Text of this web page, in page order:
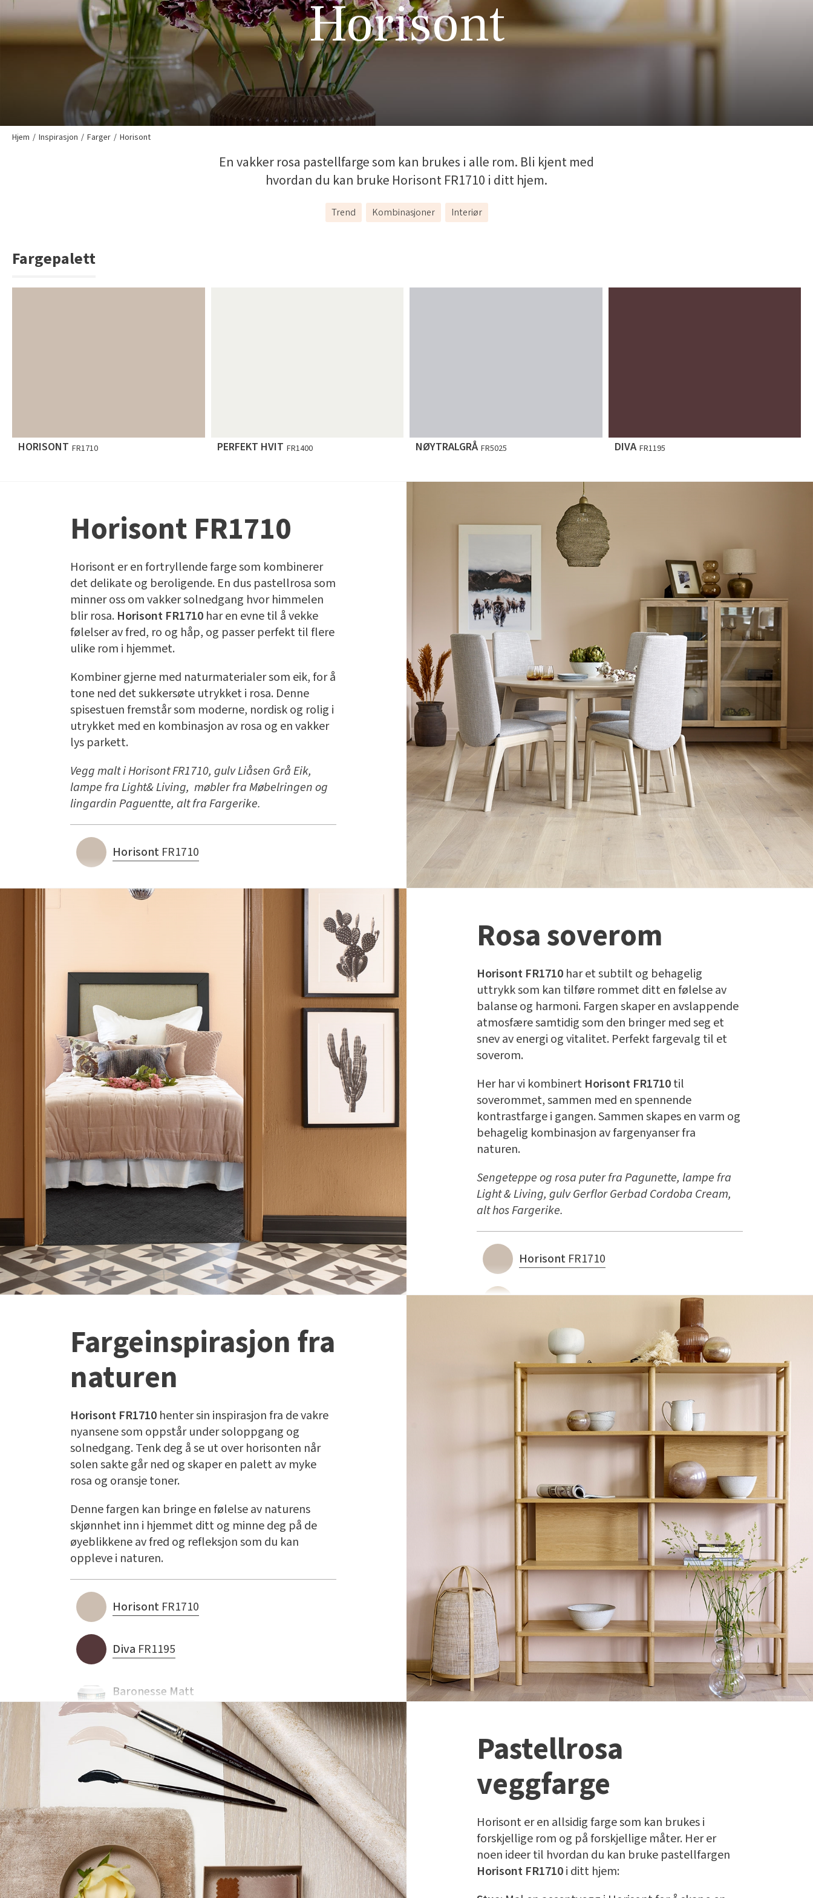
Horisont
Hjem Inspirasjon Farger Horisont
En vakker rosa pastellfarge som kan brukes i alle rom. Bli kjent med
hvordan du kan bruke Horisont FR1710 i ditt hjem.
Trend Kombinasjoner Interiør
Fargepalett
HORISONT FR1710 PERFEKT HVIT FR1400 NØYTRALGRÅ FR5025 DIVA FR1195
Horisont FR1710
Horisont er en fortryllende farge som kombinerer
det delikate og beroligende. En dus pastellrosa som
minner oss om vakker solnedgang hvor himmelen
blir rosa. Horisont FR1710 har en evne til å vekke
følelser av fred, ro og håp, og passer perfekt til flere
ulike rom i hjemmet.
Kombiner gjerne med naturmaterialer som eik, for å
tone ned det sukkersøte utrykket i rosa. Denne
spisestuen fremstår som moderne, nordisk og rolig i
utrykket med en kombinasjon av rosa og en vakker
lys parkett.
Vegg malt i Horisont FR1710, gulv Liåsen Grå Eik,
lampe fra Light& Living, møbler fra Møbelringen og
lingardin Paguentte, alt fra Fargerike.
Horisont FR1710
Baronesse Fløyel
Moskus Liåsen Grå Eik Parkett
799,- pr. m2
Rosa soverom
Horisont FR1710 har et subtilt og behagelig
uttrykk som kan tilføre rommet ditt en følelse av
balanse og harmoni. Fargen skaper en avslappende
atmosfære samtidig som den bringer med seg et
snev av energi og vitalitet. Perfekt fargevalg til et
soverom.
Her har vi kombinert Horisont FR1710til
soverommet, sammen med en spennende
kontrastfarge i gangen. Sammen skapes en varm og
behagelig kombinasjon av fargenyanser fra
naturen.
Sengeteppe og rosa puter fra Pagunette, lampe fra
Light & Living, gulv Gerflor Gerbad Cordoba Cream,
alt hos Fargerike.
Horisont FR1710
MineralFR1948
Fargeinspirasjon fra
naturen
Horisont FR1710 henter sin inspirasjon fra de vakre
nyansene som oppstår under soloppgang og
solnedgang. Tenk deg å se ut over horisonten når
solen sakte går ned og skaper en palett av myke
rosa og oransje toner.
Denne fargen kan bringe en følelse av naturens
skjønnhet inn i hjemmet ditt og minne deg på de
øyeblikkene av fred og refleksjon som du kan
oppleve i naturen.
Horisont FR1710
Diva FR1195
Baronesse Matt
fra 299,-
Pastellrosa
veggfarge
Horisont er en allsidig farge som kan brukes i
forskjellige rom og på forskjellige måter. Her er
noen ideer til hvordan du kan bruke pastellfargen
Horisont FR1710i ditt hjem: